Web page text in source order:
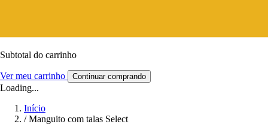
Subtotal do carrinho
Ver meu carrinho Continuar comprando
Loading...
Início
/ Manguito com talas Select